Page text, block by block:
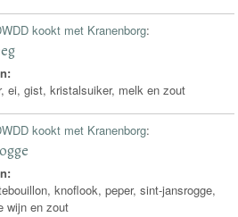
kookt met Kranenborg:
ei, gist, kristalsuiker, melk en zout
kookt met Kranenborg:
knoflook, peper, sint-jansrogge,
wijn en zout